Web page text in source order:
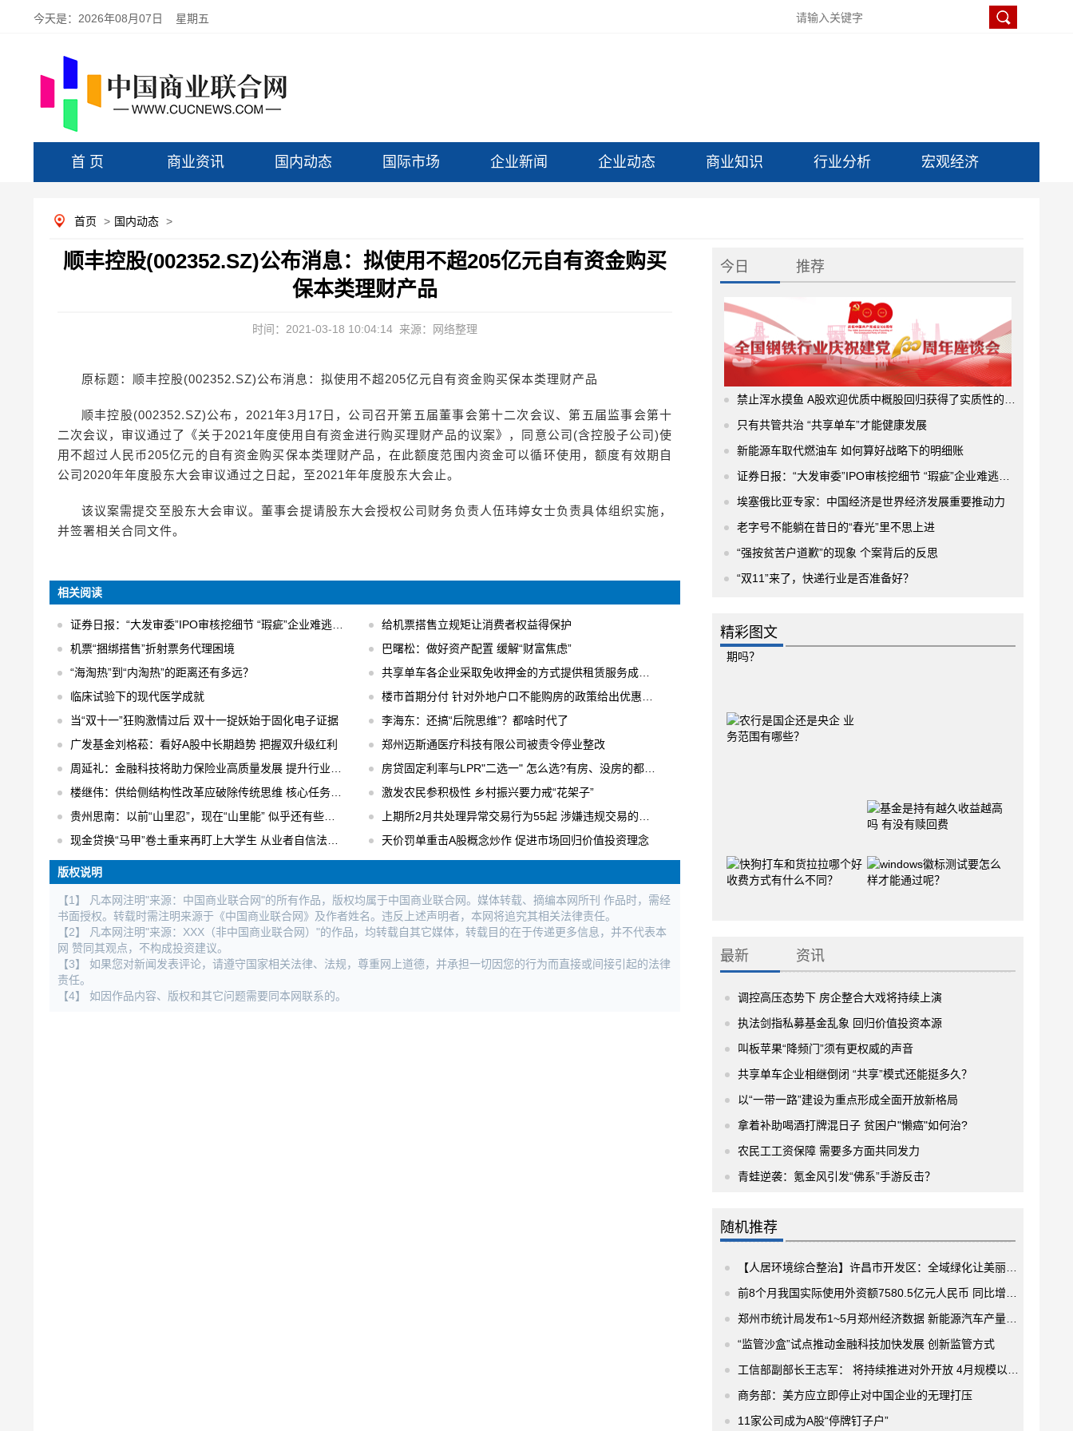
今天是： 2026年08月07日 星期五
首 页 商业资讯 国内动态 国际市场 企业新闻 企业动态 商业知识 行业分析 宏观经济
首页 > 国内动态 >
顺丰控股(002352.SZ)公布消息：拟使用不超205亿元自有资金购买
保本类理财产品
时间：2021-03-18 10:04:14 来源：网络整理
原标题：顺丰控股(002352.SZ)公布消息：拟使用不超205亿元自有资金购买保本类理财产品
顺丰控股(002352.SZ)公布，2021年3月17日，公司召开第五届董事会第十二次会议、第五届监事会第十
二次会议，审议通过了《关于2021年度使用自有资金进行购买理财产品的议案》，同意公司(含控股子公司)使
用不超过人民币205亿元的自有资金购买保本类理财产品，在此额度范围内资金可以循环使用，额度有效期自
公司2020年年度股东大会审议通过之日起，至2021年年度股东大会止。
该议案需提交至股东大会审议。董事会提请股东大会授权公司财务负责人伍玮婷女士负责具体组织实施，
并签署相关合同文件。
相关阅读
证券日报：“大发审委”IPO审核挖细节 “瑕疵”企业难逃法眼
给机票搭售立规矩让消费者权益得保护
机票“捆绑搭售”折射票务代理困境
巴曙松：做好资产配置 缓解“财富焦虑”
“海淘热”到“内淘热”的距离还有多远？
共享单车各企业采取免收押金的方式提供租赁服务成主流
临床试验下的现代医学成就
楼市首期分付 针对外地户口不能购房的政策给出优惠办法
当“双十一”狂购激情过后 双十一捉妖始于固化电子证据
李海东：还搞“后院思维”？都啥时代了
广发基金刘格菘：看好A股中长期趋势 把握双升级红利
郑州迈斯通医疗科技有限公司被责令停业整改
周延礼：金融科技将助力保险业高质量发展 提升行业业务效率
房贷固定利率与LPR"二选一" 怎么选?有房、没房的都要会算
楼继伟：供给侧结构性改革应破除传统思维 核心任务是“三去一降一补”
激发农民参积极性 乡村振兴要力戒“花架子”
贵州思南：以前“山里忍”，现在“山里能” 似乎还有些不适应
上期所2月共处理异常交易行为55起 涉嫌违规交易的行为进行立案调查
现金贷换“马甲”卷土重来再盯上大学生 从业者自信法规完全管不着
天价罚单重击A股概念炒作 促进市场回归价值投资理念
版权说明
【1】 凡本网注明"来源：中国商业联合网"的所有作品，版权均属于中国商业联合网。媒体转载、摘编本网所刊 作品时，需经
书面授权。转载时需注明来源于《中国商业联合网》及作者姓名。违反上述声明者，本网将追究其相关法律责任。
【2】 凡本网注明"来源：XXX（非中国商业联合网）"的作品，均转载自其它媒体，转载目的在于传递更多信息，并不代表本
网 赞同其观点，不构成投资建议。
【3】 如果您对新闻发表评论，请遵守国家相关法律、法规，尊重网上道德，并承担一切因您的行为而直接或间接引起的法律
责任。
【4】 如因作品内容、版权和其它问题需要同本网联系的。
今日 推荐
禁止浑水摸鱼 A股欢迎优质中概股回归获得了实质性的进展
只有共管共治 “共享单车”才能健康发展
新能源车取代燃油车 如何算好战略下的明细账
证券日报：“大发审委”IPO审核挖细节 “瑕疵”企业难逃法眼
埃塞俄比亚专家：中国经济是世界经济发展重要推动力
老字号不能躺在昔日的“春光”里不思上进
“强按贫苦户道歉”的现象 个案背后的反思
“双11”来了，快递行业是否准备好？
精彩图文
最新 资讯
调控高压态势下 房企整合大戏将持续上演
执法剑指私募基金乱象 回归价值投资本源
叫板苹果“降频门”须有更权威的声音
共享单车企业相继倒闭 “共享”模式还能挺多久？
以“一带一路”建设为重点形成全面开放新格局
拿着补助喝酒打牌混日子 贫困户"懒癌"如何治?
农民工工资保障 需要多方面共同发力
青蛙逆袭：氪金风引发“佛系”手游反击？
随机推荐
【人居环境综合整治】许昌市开发区：全域绿化让美丽乡村留住美丽乡愁
前8个月我国实际使用外资额7580.5亿元人民币 同比增长22.3%
郑州市统计局发布1~5月郑州经济数据 新能源汽车产量同比翻了一番
“监管沙盒”试点推动金融科技加快发展 创新监管方式
工信部副部长王志军： 将持续推进对外开放 4月规模以上工业生产增加值同比增长6.2%
商务部：美方应立即停止对中国企业的无理打压
11家公司成为A股“停牌钉子户”